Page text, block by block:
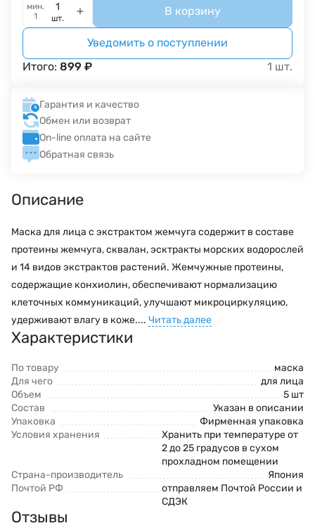
мин.
1
шт.
В корзину
Уведомить о поступлении
Итого: 899 ₽ 1 шт.
Гарантия и качество
Обмен или возврат
On-line оплата на сайте
Обратная связь
Описание
Macка для лица с экстрактом жемчуга содержит в составе
протеины жемчуга, сквалан, эсктракты морских водорослей
и 14 видов экстрактов растений. Жемчужные протеины,
содержащие конхиолин, обеспечивают нормализацию
клеточных коммуникаций, улучшают микроциркуляцию,
удерживают влагу в коже.... Читать далее
Характеристики
По товару
маска
Для чего
для лица
Объем
5 шт
Состав
Указан в описании
Упаковка
Фирменная упаковка
Условия хранения
Хранить при температуре от
2 до 25 градусов в сухом
прохладном помещении
Страна-производитель
Япония
Почтой РФ
отправляем Почтой России и
СДЭК
Отзывы